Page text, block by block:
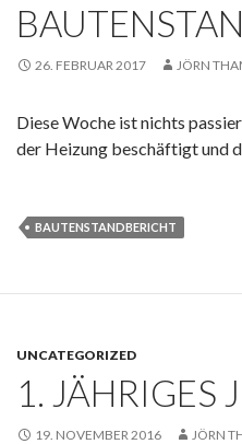
26. FEBRUAR 2017 JÖRN
Diese Woche ist nichts
der Heizung beschäftigt und
BAUTENSTANDBERICHT
UNCATEGORIZED
1. JÄHRIGES
19. NOVEMBER 2016 JÖRN